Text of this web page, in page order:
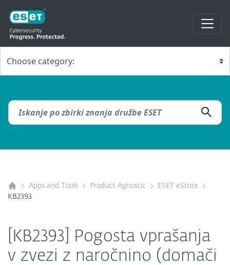
Apps and Tools Product Agnostic
ESET eStore
KB2393
[KB2393] Pogosta vprašanja
v zvezi z naročnino (domači